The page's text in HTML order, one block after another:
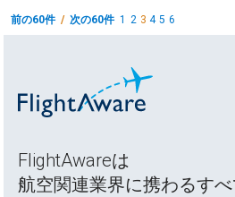
前の60件/次の60件 1 2 3 4 5 6
FlightAwareは
航空関連業界に携わるす